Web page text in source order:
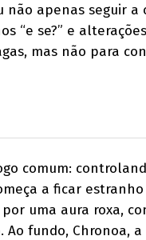
apenas seguir a
“e se?” e
mas não para
comum:
a ficar
uma aura roxa,
fundo, Chronoa, a